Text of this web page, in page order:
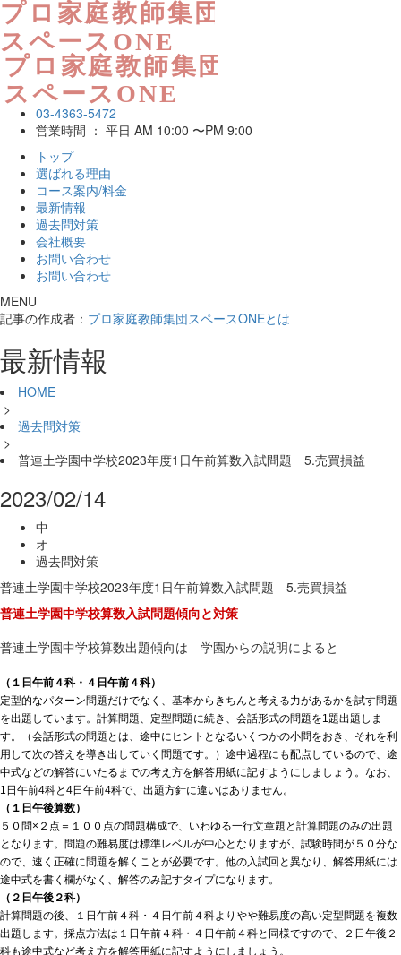
03-4363-5472
営業時間 ： 平日 AM 10:00 〜PM 9:00
トップ
選ばれる理由
コース案内/料金
最新情報
過去問対策
会社概要
お問い合わせ
お問い合わせ
MENU
記事の作成者： プロ家庭教師集団スペースONEとは
最新情報
HOME
>
過去問対策
>
普連土学園中学校2023年度1日午前算数入試問題 5.売買損益
2023/02/14
中
オ
過去問対策
普連土学園中学校2023年度1日午前算数入試問題 5.売買損益
普連土学園中学校算数入試問題傾向と対策
普連土学園中学校算数出題傾向は 学園からの説明によると
（１日午前４科・４日午前４科）
定型的なパターン問題だけでなく、基本からきちんと考える力があるかを試す問題
を出題しています。計算問題、定型問題に続き、会話形式の問題を1題出題しま
す。（会話形式の問題とは、途中にヒントとなるいくつかの小問をおき、それを利
用して次の答えを導き出していく問題です。）途中過程にも配点しているので、途
中式などの解答にいたるまでの考え方を解答用紙に記すようにしましょう。なお、
1日午前4科と4日午前4科で、出題方針に違いはありません。
（１日午後算数）
５０問×２点＝１００点の問題構成で、いわゆる一行文章題と計算問題のみの出題
となります。問題の難易度は標準レベルが中心となりますが、試験時間が５０分な
ので、速く正確に問題を解くことが必要です。他の入試回と異なり、解答用紙には
途中式を書く欄がなく、解答のみ記すタイプになります。
（２日午後２科）
計算問題の後、１日午前４科・４日午前４科よりやや難易度の高い定型問題を複数
出題します。採点方法は１日午前４科・４日午前４科と同様ですので、２日午後２
科も途中式など考え方を解答用紙に記すようにしましょう。